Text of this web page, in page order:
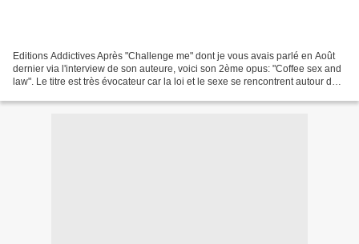
Editions Addictives Après "Challenge me" dont je vous avais parlé en Août
dernier via l'interview de son auteure, voici son 2ème opus: "Coffee sex and
law". Le titre est très évocateur car la loi et le sexe se rencontrent autour du